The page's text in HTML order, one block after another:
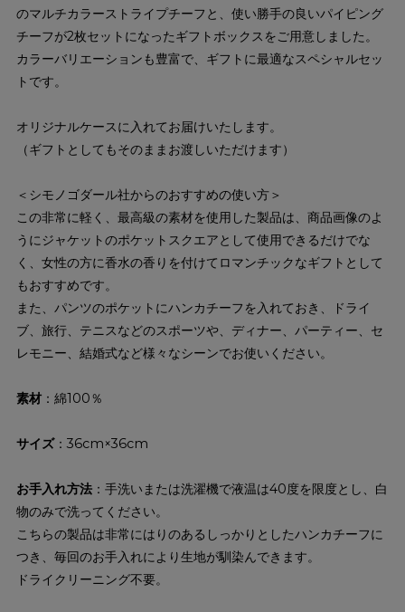
のマルチカラーストライプチーフと、使い勝手の良いパイピング
チーフが2枚セットになったギフトボックスをご用意しました。
カラーバリエーションも豊富で、ギフトに最適なスペシャルセッ
トです。
オリジナルケースに入れてお届けいたします。
（ギフトとしてもそのままお渡しいただけます）
＜シモノゴダール社からのおすすめの使い方＞
この非常に軽く、最高級の素材を使用した製品は、商品画像のよ
うにジャケットのポケットスクエアとして使用できるだけでな
く、女性の方に香水の香りを付けてロマンチックなギフトとして
もおすすめです。
また、パンツのポケットにハンカチーフを入れておき、ドライ
ブ、旅行、テニスなどのスポーツや、ディナー、パーティー、セ
レモニー、結婚式など様々なシーンでお使いください。
素材：綿100％
サイズ：36cm×36cm
お手入れ方法：手洗いまたは洗濯機で液温は40度を限度とし、白
物のみで洗ってください。
こちらの製品は非常にはりのあるしっかりとしたハンカチーフに
つき、毎回のお手入れにより生地が馴染んできます。
ドライクリーニング不要。